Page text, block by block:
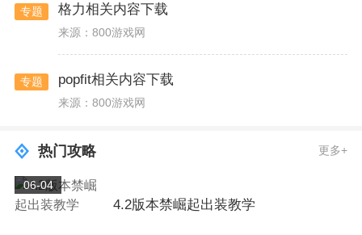
专题 格力相关内容下载
来源：800游戏网
专题 popfit相关内容下载
来源：800游戏网
热门攻略 更多+
06-04
4.2版本禁崛起出装教学